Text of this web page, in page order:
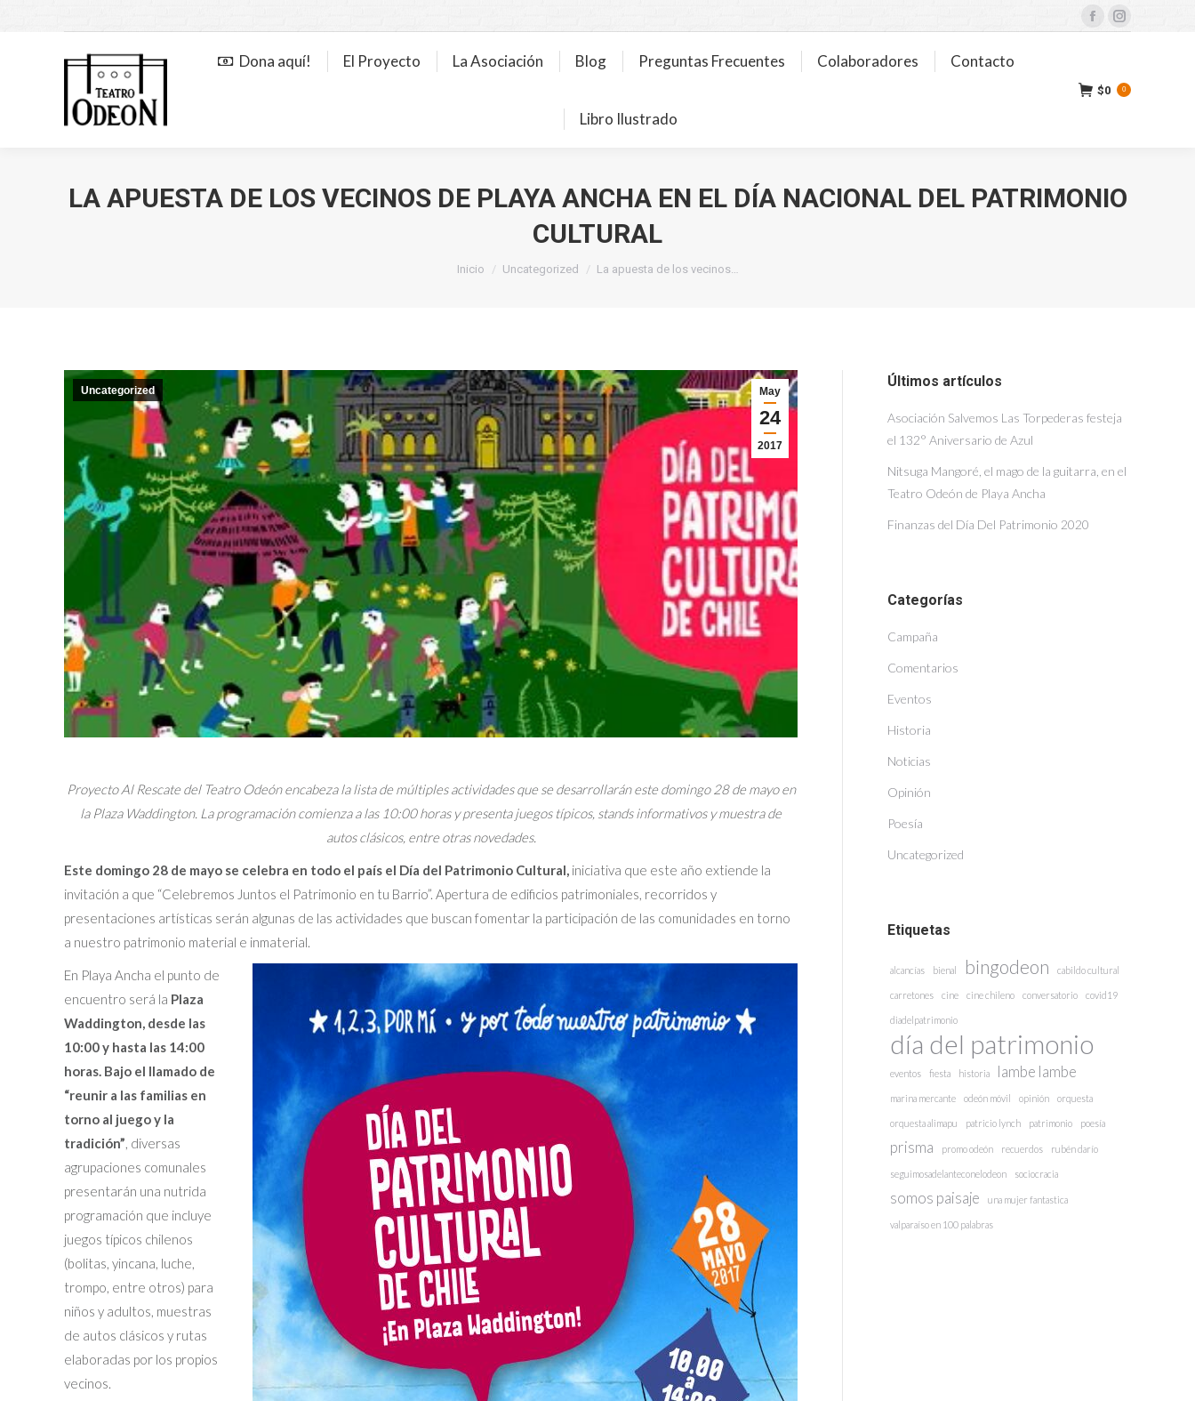
Facebook
Instagram
Dona aquí! El Proyecto La Asociación Blog Preguntas Frecuentes Colaboradores Contacto
Libro Ilustrado
$0 0
LA APUESTA DE LOS VECINOS DE PLAYA ANCHA EN EL DÍA NACIONAL DEL PATRIMONIO
CULTURAL
Estás aquí:
Inicio Uncategorized La apuesta de los vecinos…
May
24
2017
Uncategorized
Proyecto Al Rescate del Teatro Odeón encabeza la lista de múltiples actividades que se desarrollarán este domingo 28 de mayo en
la Plaza Waddington. La programación comienza a las 10:00 horas y presenta juegos típicos, stands informativos y muestra de
autos clásicos, entre otras novedades.
Este domingo 28 de mayo se celebra en todo el país el Día del Patrimonio Cultural, iniciativa que este año extiende la
invitación a que “Celebremos Juntos el Patrimonio en tu Barrio”. Apertura de edificios patrimoniales, recorridos y
presentaciones artísticas serán algunas de las actividades que buscan fomentar la participación de las comunidades en torno
a nuestro patrimonio material e inmaterial.
En Playa Ancha el punto de
encuentro será la Plaza
Waddington, desde las
10:00 y hasta las 14:00
horas. Bajo el llamado de
“reunir a las familias en
torno al juego y la
tradición” , diversas
agrupaciones comunales
presentarán una nutrida
programación que incluye
juegos típicos chilenos
(bolitas, yincana, luche,
trompo, entre otros) para
niños y adultos, muestras
de autos clásicos y rutas
elaboradas por los propios
vecinos.
Últimos artículos
Asociación Salvemos Las Torpederas festeja
el 132° Aniversario de Azul
Nitsuga Mangoré, el mago de la guitarra, en el
Teatro Odeón de Playa Ancha
Finanzas del Día Del Patrimonio 2020
Categorías
Campaña
Comentarios
Eventos
Historia
Noticias
Opinión
Poesía
Uncategorized
Etiquetas
alcancías bienal bingodeon cabildo cultural
carretones cine cine chileno conversatorio covid19
diadelpatrimonio
día del patrimonio
eventos fiesta historia lambe lambe
marina mercante odeón móvil opinión orquesta
orquesta alimapu patricio lynch patrimonio poesía
prisma promo odeón recuerdos rubén darío
seguimosadelanteconelodeon sociocracia
somos paisaje una mujer fantastica
valparaíso en 100 palabras